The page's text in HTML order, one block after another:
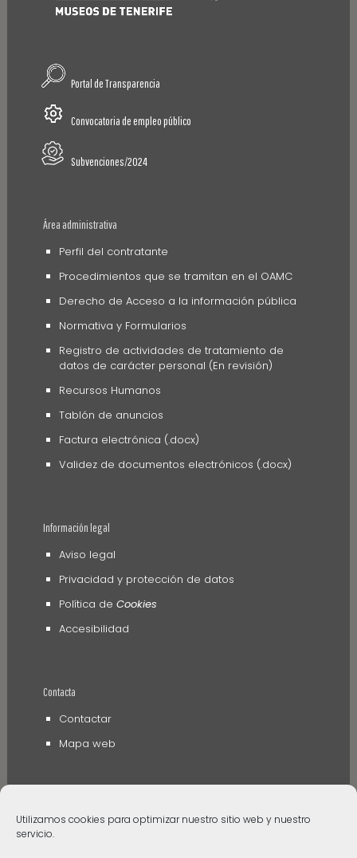
Utilizamos cookies para optimizar nuestro sitio web y nuestro
servicio.
Portal de Transparencia
Convocatoria de empleo público
Subvenciones/2024
Área administrativa
Perfil del contratante
Procedimientos que se tramitan en el OAMC
Derecho de Acceso a la información pública
Normativa y Formularios
Registro de actividades de tratamiento de
datos de carácter personal (En revisión)
Recursos Humanos
Tablón de anuncios
Factura electrónica (.docx)
Validez de documentos electrónicos (.docx)
Información legal
Aviso legal
Privacidad y protección de datos
Política de Cookies
Accesibilidad
Contacta
Contactar
Mapa web